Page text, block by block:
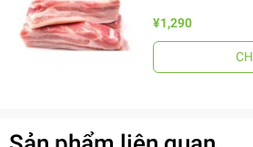
¥1,290